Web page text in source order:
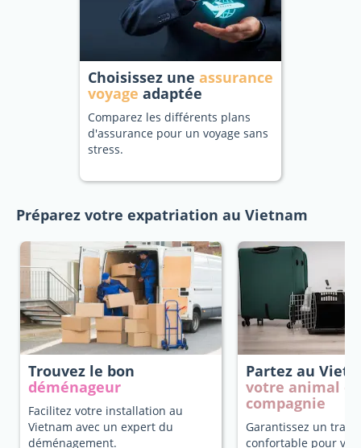
Choisissez une assurance
voyage adaptée
Comparez les différents plans
d'assurance pour un voyage sans
stress.
Préparez votre expatriation au Vietnam
Trouvez le bon
déménageur
Facilitez votre installation au
Vietnam avec un expert du
déménagement.
Partez au
votre animal de
compagnie
Garantissez un
confortable pour